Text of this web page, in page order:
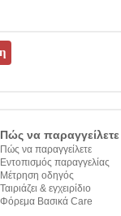
Πώς να παραγγείλετε
Πώς να παραγγείλετε
Εντοπισμός παραγγελίας
Μέτρηση οδηγός
Ταιριάζει & εγχειρίδιο
σύνταξης κειμένων
Φόρεμα Βασικά Care